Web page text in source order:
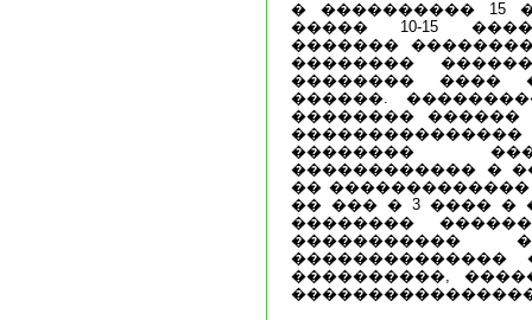
� ���������� 15
����� 10-15
�������
��������
�������� ����
������.
�������� ������
��������
������������ �
�� �������������
�� ��� � 3 ���� �
��������
�����������
��������������
����������,